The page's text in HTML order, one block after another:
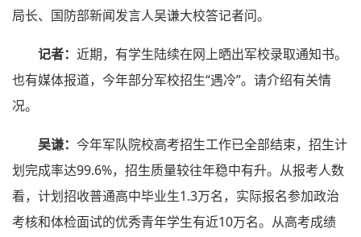
局长、国防部新闻发言人吴谦大校答记者问。
记者： 近期，有学生陆续在网上晒出军校录取通知书。
也有媒体报道，今年部分军校招生“遇冷”。请介绍有关情
况。
吴谦： 今年军队院校高考招生工作已全部结束，招生计
划完成率达99.6%，招生质量较往年稳中有升。从报考人数
看，计划招收普通高中毕业生1.3万名，实际报名参加政治
考核和体检面试的优秀青年学生有近10万名。从高考成绩